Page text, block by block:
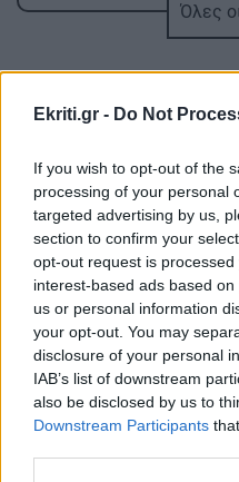
Ekriti.gr - Do Not
If you wish to opt-out of the
processing of your personal
targeted advertising by us,
section to confirm your
opt-out request is
interest-based ads based
us or personal information
your opt-out. You may
disclosure of your personal
IAB’s list of downstream
also be disclosed by us to
Downstream Participants
Έφτιαξε ηλιακό γιοτ
ΣΠΙΤΙ
ανησυχήσουμε
ΚΟΣΜΟΣ
Εξαρθρώθηκε
μεταναστών και
Πάνω από 24 εκατ.
ΥΓΕΙΑ
Αυτά τα φρούτα
για καλύτερο έλεγχο
Όλες
ΣΧΕΣΕΙΣ ΚΑΙ
Πώς θα
άνθρωπος
σου